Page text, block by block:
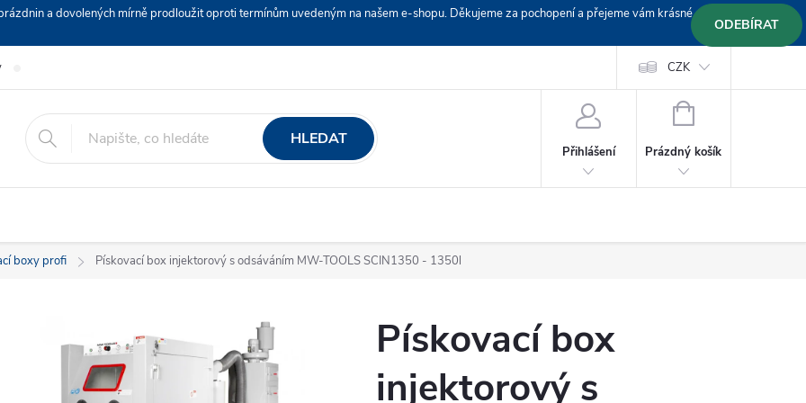
a dovolených mírně prodloužit oproti termínům uvedeným na našem e-shopu. Děkujeme za pochopení a přejeme vám krásné
Platba GoPay +420 603 319382
CZK
HLEDAT
Přihlášení
NÁKUPNÍ
Prázdný košík
boxy profi Pískovací box injektorový s odsáváním MW-TOOLS SCIN1350 - 1350l
ODEBÍRAT
Pískovací box
injektorový s